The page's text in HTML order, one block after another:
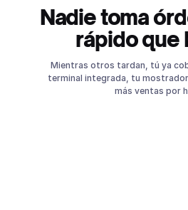
Nadie toma
rápido que
Mientras otros tardan, tú ya
terminal integrada, tu
más ventas por